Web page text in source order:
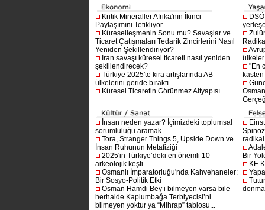
Kritik Mineraller Afrika'nın İkinci
Paylaşımını Tetikliyor
Küreselleşmenin Sonu mu? Savaşlar ve
Ticaret Çatışmaları Tedarik Zincirlerini Nasıl
Yeniden Şekillendiriyor?
İran savaşı küresel ticareti nasıl yeniden
şekillendirecek?
Türkiye 2025'te kira artışlarında AB
ülkelerini geride bıraktı.
Küresel Ticaretin Görünmez Altyapısı
"En
İnsan neden yazar? İçimizdeki toplumsal
sorumluluğu aramak
Tora, Stranger Things 5, Upside Down ve
İnsan Ruhunun Metafiziği
2025'in Türkiye’deki en önemli 10
arkeolojik keşfi
Osmanlı İmparatorluğu'nda Kahvehaneler:
Bir Sosyo-Politik Etki
Osman Hamdi Bey’i bilmeyen varsa bile
herhalde Kaplumbağa Terbiyecisi’ni
bilmeyen yoktur ya “Mihrap” tablosu...
Bir